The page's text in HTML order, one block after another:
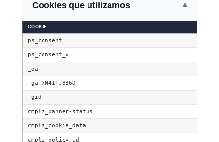
Cookies que utilizamos ▾
COOKIE
ps_consent
ps_consent_v
_ga
_ga_XN41TJ886D
_gid
cmplz_banner-status
cmplz_cookie_data
cmplz_policy_id